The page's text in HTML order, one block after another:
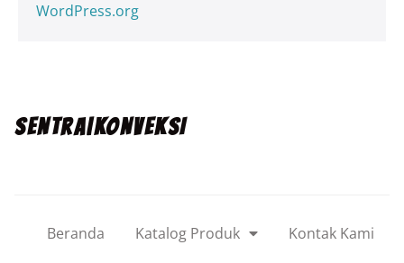
WordPress.org
SENTRA|KONVEKSI
Beranda Katalog Produk Kontak Kami